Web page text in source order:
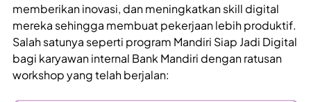
memberikan inovasi, dan meningkatkan skill digital
mereka sehingga membuat pekerjaan lebih produktif.
Salah satunya seperti program Mandiri Siap Jadi Digital
bagi karyawan internal Bank Mandiri dengan ratusan
workshop yang telah berjalan: